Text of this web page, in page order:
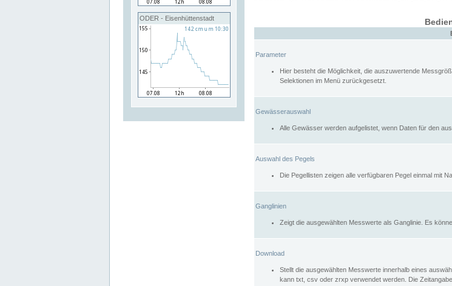
ODER - Eisenhüttenstadt
Parameter
Hier besteht die Möglichkeit, die auszuwertende
Selektionen im Menü zurückgesetzt.
Gewässerauswahl
Alle Gewässer werden aufgelistet, wenn Daten für den
Auswahl des Pegels
Die Pegellisten zeigen alle verfügbaren Pegel einmal mit
Ganglinien
Zeigt die ausgewählten Messwerte als Ganglinie. Es
Download
Stellt die ausgewählten Messwerte innerhalb eines
kann txt, csv oder zrxp verwendet werden. Die